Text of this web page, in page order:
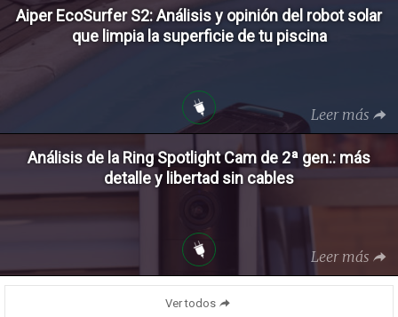
Aiper EcoSurfer S2: Análisis y opinión del robot solar
que limpia la superficie de tu piscina
Leer más
Análisis de la Ring Spotlight Cam de 2ª gen.: más
detalle y libertad sin cables
Leer más
Ver todos